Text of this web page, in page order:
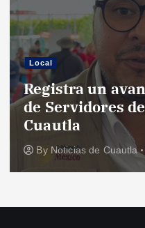
Local
Registra un
de Servidores
Cuautla
By Noticias de Cuautla